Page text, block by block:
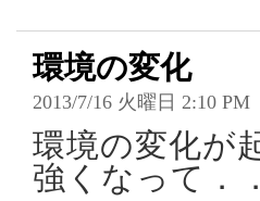
環境の変化
2013/7/16 火曜日 2:10 PM
環境の変化が
強くなって．．